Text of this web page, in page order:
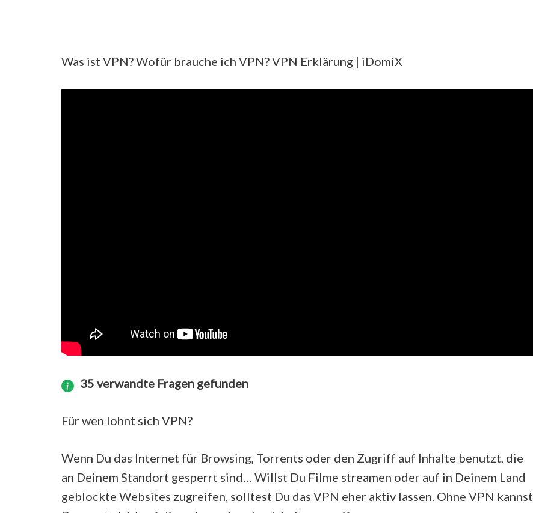
Was ist VPN? Wofür brauche ich VPN? VPN Erklärung | iDomiX
35 verwandte Fragen gefunden
Für wen lohnt sich VPN?
Wenn Du das Internet für Browsing, Torrents oder den Zugriff auf Inhalte benutzt, die
an Deinem Standort gesperrt sind… Willst Du Filme streamen oder auf in Deinem Land
geblockte Websites zugreifen, solltest Du das VPN eher aktiv lassen. Ohne VPN kannst